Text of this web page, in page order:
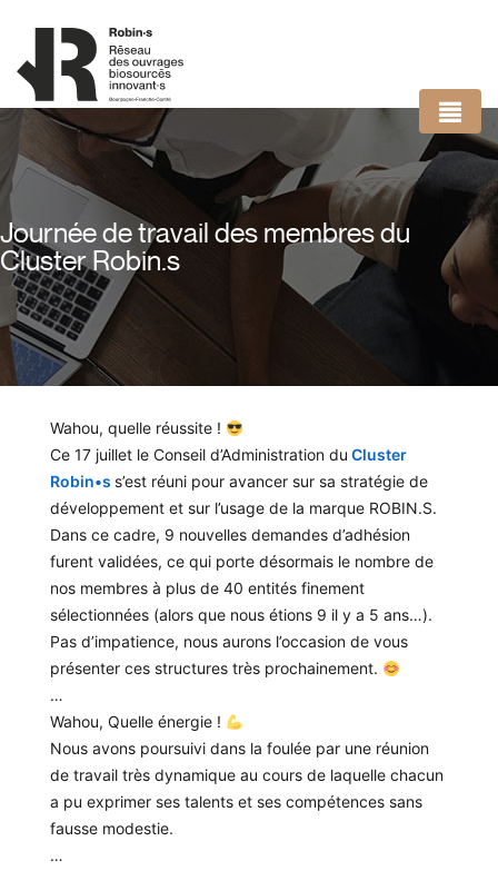
Journée de travail des membres du
Cluster Robin.s
Wahou, quelle réussite !
Ce 17 juillet le Conseil d’Administration du Cluster
Robin•s s’est réuni pour avancer sur sa stratégie de
développement et sur l’usage de la marque ROBIN.S.
Dans ce cadre, 9 nouvelles demandes d’adhésion
furent validées, ce qui porte désormais le nombre de
nos membres à plus de 40 entités finement
sélectionnées (alors que nous étions 9 il y a 5 ans…).
Pas d’impatience, nous aurons l’occasion de vous
présenter ces structures très prochainement.
…
Wahou, Quelle énergie !
Nous avons poursuivi dans la foulée par une réunion
de travail très dynamique au cours de laquelle chacun
a pu exprimer ses talents et ses compétences sans
fausse modestie.
…